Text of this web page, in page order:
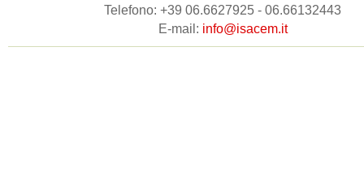
Telefono: +39 06.6627925 - 06.66132443
E-mail: info@isacem.it